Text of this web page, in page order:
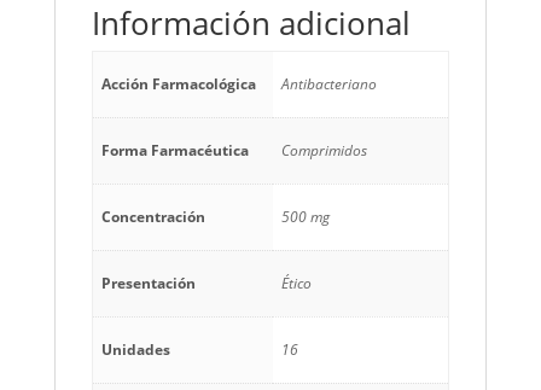
Información adicional
Acción Farmacológica Antibacteriano
Forma Farmacéutica Comprimidos
Concentración 500 mg
Presentación Ético
Unidades 16